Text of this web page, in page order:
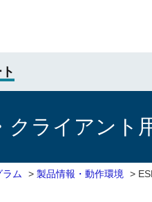
ライアント用
ラム > 製品情報・動作環境 >